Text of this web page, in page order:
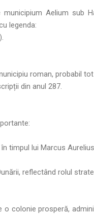
Aelium sub
legenda:
roman, probabil
din anul 287.
timpul lui Marcus
reflectând rolul
o colonie prosperă,